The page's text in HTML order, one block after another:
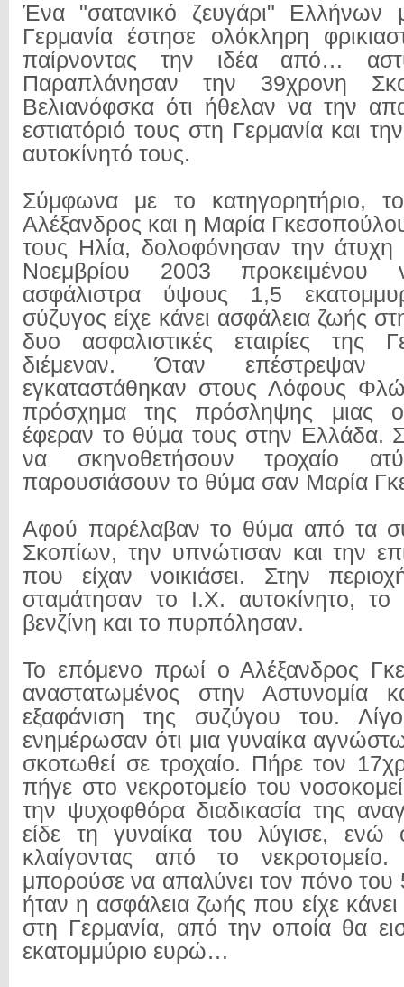
Ένα "σατανικό ζευγάρι" Ελλήνων
Γερμανία έστησε ολόκληρη
παίρνοντας την ιδέα από…
Παραπλάνησαν την 39χρονη
Βελιανόφσκα ότι ήθελαν να την
εστιατόριό τους στη Γερμανία και
αυτοκίνητό τους.
Σύμφωνα με το κατηγορητήριο,
Αλέξανδρος και η Μαρία
τους Ηλία, δολοφόνησαν την άτυχη
Νοεμβρίου 2003 προκειμένου
ασφάλιστρα ύψους 1,5
σύζυγος είχε κάνει ασφάλεια ζωής
δυο ασφαλιστικές εταιρίες της
διέμεναν. Όταν επέστρεψαν
εγκαταστάθηκαν στους Λόφους
πρόσχημα της πρόσληψης μιας
έφεραν το θύμα τους στην Ελλάδα.
να σκηνοθετήσουν τροχαίο
παρουσιάσουν το θύμα σαν Μαρία
Αφού παρέλαβαν το θύμα από τα
Σκοπίων, την υπνώτισαν και την
που είχαν νοικιάσει. Στην
σταμάτησαν το Ι.Χ. αυτοκίνητο, το
βενζίνη και το πυρπόλησαν.
Το επόμενο πρωί ο Αλέξανδρος
αναστατωμένος στην Αστυνομία
εξαφάνιση της συζύγου του.
ενημέρωσαν ότι μια γυναίκα
σκοτωθεί σε τροχαίο. Πήρε τον
πήγε στο νεκροτομείο του
την ψυχοφθόρα διαδικασία της
είδε τη γυναίκα του λύγισε, ενώ
κλαίγοντας από το
μπορούσε να απαλύνει τον πόνο
ήταν η ασφάλεια ζωής που είχε
στη Γερμανία, από την οποία θα
εκατομμύριο ευρώ…